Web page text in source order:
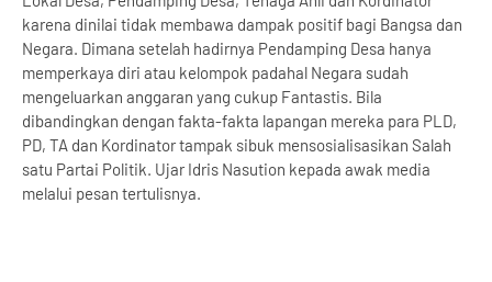
karena dinilai tidak membawa dampak positif bagi Bangsa dan
Negara. Dimana setelah hadirnya Pendamping Desa hanya
memperkaya diri atau kelompok padahal Negara sudah
mengeluarkan anggaran yang cukup Fantastis. Bila
dibandingkan dengan fakta-fakta lapangan mereka para PLD,
PD, TA dan Kordinator tampak sibuk mensosialisasikan Salah
satu Partai Politik. Ujar Idris Nasution kepada awak media
melalui pesan tertulisnya.